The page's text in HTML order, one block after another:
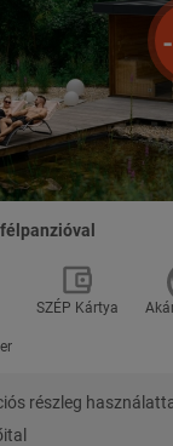
medence, infra
(A
pótágyon vagy
SZÉP Kártya
részleg